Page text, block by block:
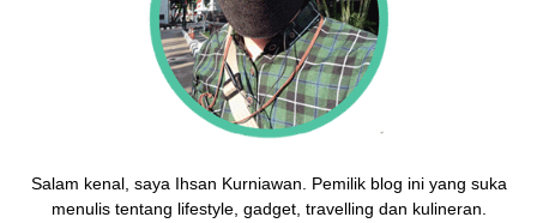
Salam kenal, saya Ihsan Kurniawan. Pemilik blog ini yang suka
menulis tentang lifestyle, gadget, travelling dan kulineran.